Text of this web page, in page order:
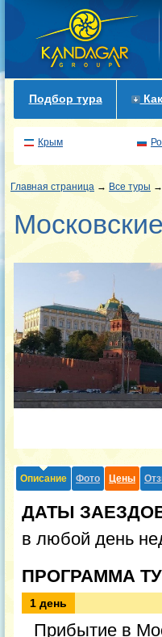
Подбор тура
Крым
Главная страница → Все туры →
Описание Фото Цены
ДАТЫ
в любой день
ПРОГРАММА
1 день
Прибытие в